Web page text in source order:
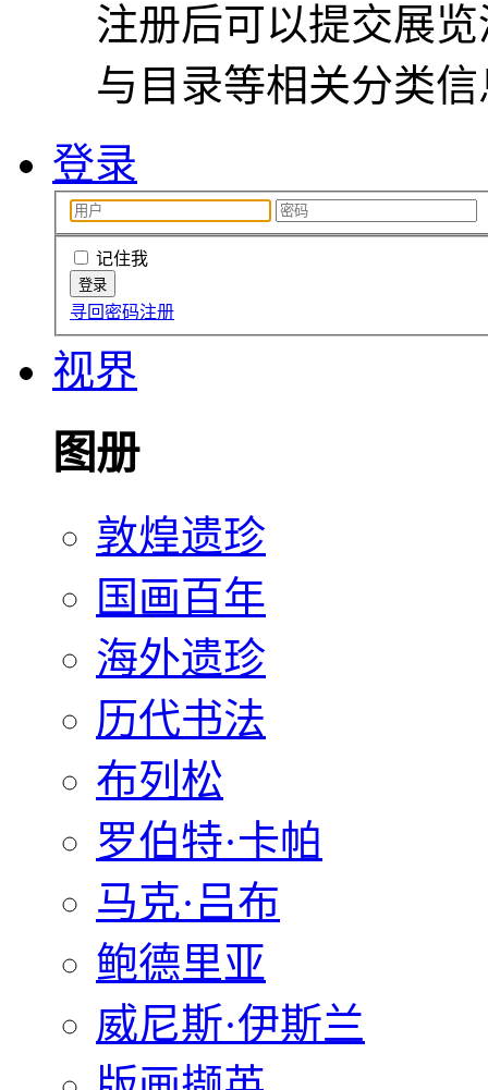
注册后可以提交展
与目录等相关分类
登录
记住我
寻回密码注册
视界
图册
敦煌遗珍
国画百年
海外遗珍
历代书法
布列松
罗伯特·卡帕
马克·吕布
鲍德里亚
威尼斯·伊斯兰